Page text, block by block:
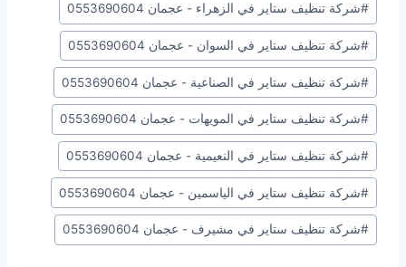
#شركة تنظيف ستاير في الزهراء - عجمان 0553690604
#شركة تنظيف ستاير في السوان - عجمان 0553690604
#شركة تنظيف ستاير في الصناعية - عجمان 0553690604
#شركة تنظيف ستاير في المويهات - عجمان 0553690604
#شركة تنظيف ستاير في النعيمية - عجمان 0553690604
#شركة تنظيف ستاير في الياسمين - عجمان 0553690604
#شركة تنظيف ستاير في مشيرف - عجمان 0553690604